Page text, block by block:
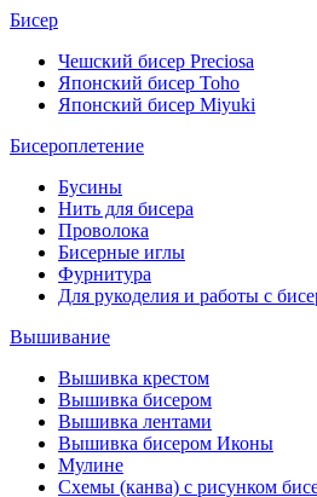
Бисер
Чешский бисер Preciosa
Японский бисер Toho
Японский бисер Miyuki
Бисероплетение
Бусины
Нить для бисера
Проволока
Бисерные иглы
Фурнитура
Для рукоделия и работы с
Вышивание
Вышивка крестом
Вышивка бисером
Вышивка лентами
Вышивка бисером Иконы
Мулине
Схемы (канва) с рисунком